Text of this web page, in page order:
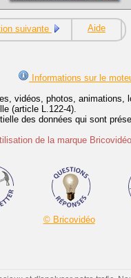
suivante Aide
Informations sur le
vidéos, photos,
(article L.122-4).
des données qui sont
de la marque
© Bricovidéo